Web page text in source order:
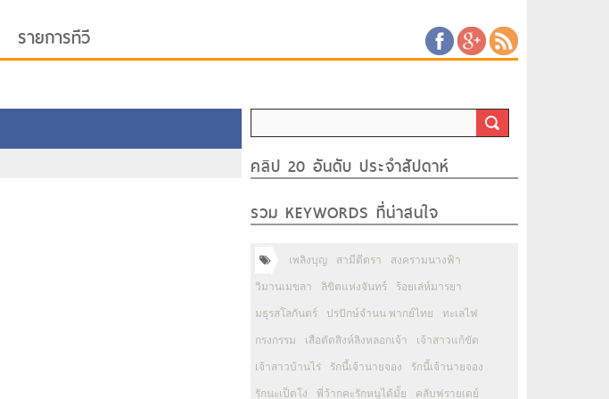
รายการทีวี
คลิป 20 อันดับ ประจำสัปดาห์
รวม KEYWORDS ที่น่าสนใจ
เพลิงบุญ สามีตีตรา สงครามนางฟ้า
วิมานเมขลา ลิขิตแห่งจันทร์ ร้อยเล่ห์มารยา
มธุรสโลกันตร์ ปรปักษ์จำนน พากย์ไทย ทะเลไฟ
กรงกรรม เสือตัดสิงห์ลิงหลอกเจ้า เจ้าสาวแก้ขัด
เจ้าสาวบ้านไร่ รักนี้เจ้านายจอง รักนี้เจ้านายจอง
รักนะเป็ดโง่ พี่ว้ากคะรักหนูได้มั้ย คลับฟรายเดย์